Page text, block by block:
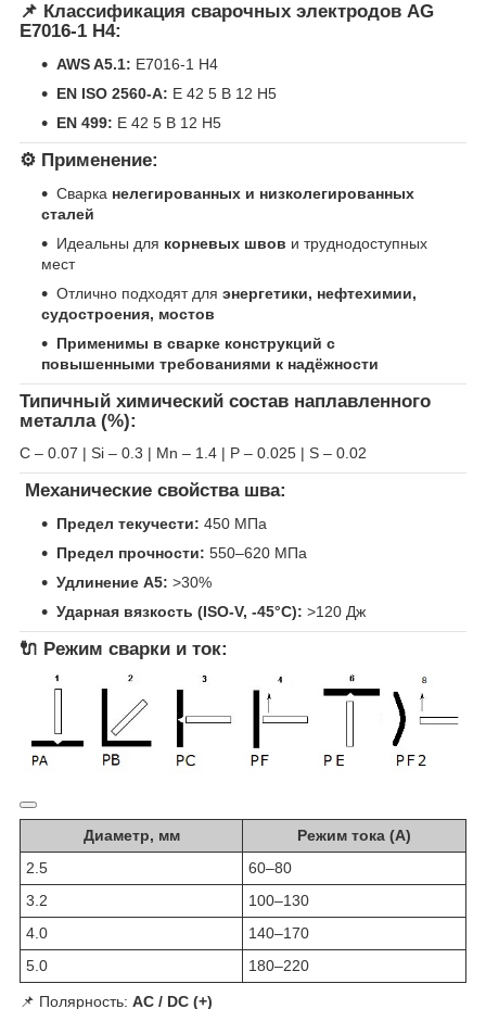
📌 Классификация сварочных электродов AG
E7016-1 H4:
AWS A5.1: E7016-1 H4
EN ISO 2560-A: E 42 5 B 12 H5
EN 499: E 42 5 B 12 H5
⚙️ Применение:
Сварка нелегированных и низколегированных
сталей
Идеальны для корневых швов и труднодоступных
мест
Отлично подходят для энергетики, нефтехимии,
судостроения, мостов
Применимы в сварке конструкций с
повышенными требованиями к надёжности
Типичный химический состав наплавленного
металла (%):
C – 0.07 | Si – 0.3 | Mn – 1.4 | P – 0.025 | S – 0.02
Механические свойства шва:
Предел текучести: 450 МПа
Предел прочности: 550–620 МПа
Удлинение A5: >30%
Ударная вязкость (ISO-V, -45°C): >120 Дж
🔌 Режим сварки и ток:
Диаметр, мм
Режим тока (А)
2.5
60–80
3.2
100–130
4.0
140–170
5.0
180–220
📌 Полярность: AC / DC (+)